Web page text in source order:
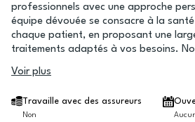
professionnels avec une approche
équipe dévouée se consacre à la
chaque patient, en proposant une
traitements adaptés à vos besoins.
Voir plus
Travaille avec des assureurs
Non